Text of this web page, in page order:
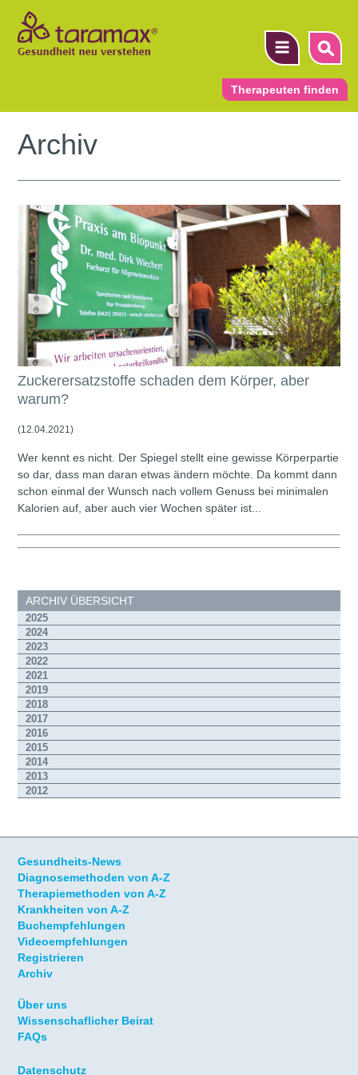
Therapeuten finden
▼
▼
Archiv
Zuckerersatzstoffe schaden dem Körper, aber
warum?
(12.04.2021)
Wer kennt es nicht. Der Spiegel stellt eine gewisse Körperpartie
so dar, dass man daran etwas ändern möchte. Da kommt dann
schon einmal der Wunsch nach vollem Genuss bei minimalen
Kalorien auf, aber auch vier Wochen später ist...
ARCHIV ÜBERSICHT
2025
2024
2023
2022
2021
2019
2018
2017
2016
2015
2014
2013
2012
Gesundheits-News
Diagnosemethoden von A-Z
Therapiemethoden von A-Z
Krankheiten von A-Z
Buchempfehlungen
Videoempfehlungen
Registrieren
Archiv
Über uns
Wissenschaflicher Beirat
FAQs
Datenschutz